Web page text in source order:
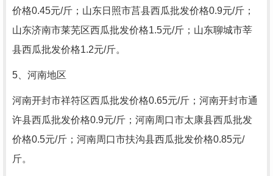
价格0.45元/斤；山东日照市莒县西瓜批发价格0.9元/斤；
山东济南市莱芜区西瓜批发价格1.5元/斤；山东聊城市莘
县西瓜批发价格1.2元/斤。
5、河南地区
河南开封市祥符区西瓜批发价格0.65元/斤；河南开封市通
许县西瓜批发价格0.9元/斤；河南周口市太康县西瓜批发
价格0.5元/斤；河南周口市扶沟县西瓜批发价格0.85元/
斤。